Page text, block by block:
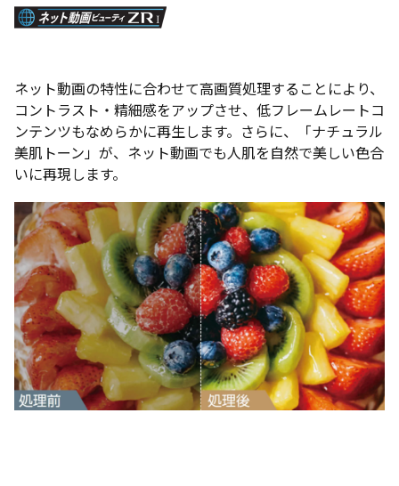
ネット動画の特性に合わせて高画質処理することにより、
コントラスト・精細感をアップさせ、低フレームレートコ
ンテンツもなめらかに再生します。さらに、「ナチュラル
美肌トーン」が、ネット動画でも人肌を自然で美しい色合
いに再現します。